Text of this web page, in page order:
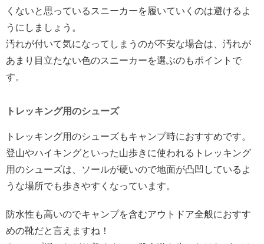
くないと思っているスニーカーを履いていくのは避けるよ
うにしましょう。
汚れが付いて気になってしまうのが不安な場合は、汚れが
あまり目立たない色のスニーカーを選ぶのもポイントで
す。
トレッキング用のシューズ
トレッキング用のシューズもキャンプ時におすすめです。
登山やハイキングといった山歩きに使われるトレッキング
用のシューズは、ソールが硬いので地面が凸凹しているよ
うな場所でも歩きやすくなっています。
防水性も高いのでキャンプを含むアウトドア全般におすす
めの靴だと言えますね！